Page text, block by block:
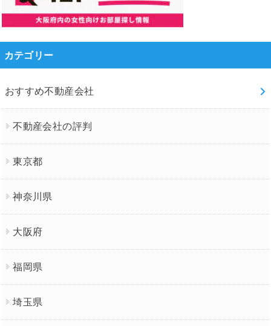
カテゴリー
おすすめ不動産会社
不動産会社の評判
東京都
神奈川県
大阪府
福岡県
埼玉県